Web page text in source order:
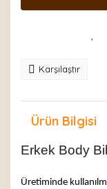
Karşılaştır
Ürün Bilgisi
Erkek Body
Üretiminde